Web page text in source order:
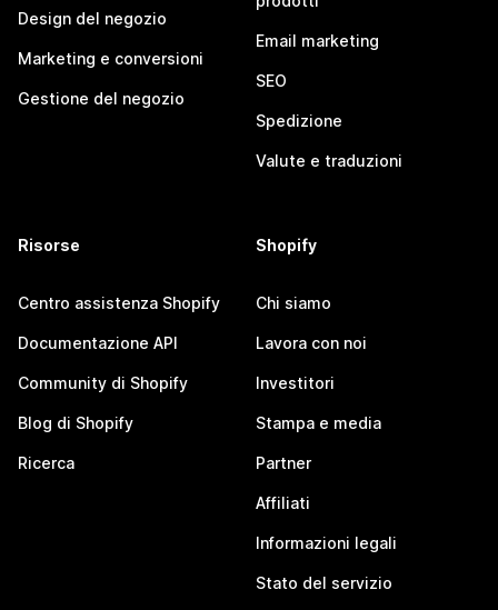
Design del negozio
Marketing e conversioni
Gestione del negozio
Email marketing
SEO
Spedizione
Valute e traduzioni
Risorse
Centro assistenza Shopify
Documentazione API
Community di Shopify
Blog di Shopify
Ricerca
Shopify
Chi siamo
Lavora con noi
Investitori
Stampa e media
Partner
Affiliati
Informazioni legali
Stato del servizio